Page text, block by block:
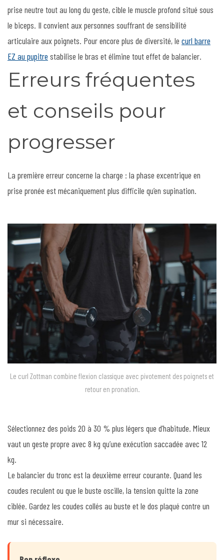
prise neutre tout au long du geste, cible le muscle profond situé sous
le biceps. Il convient aux personnes souffrant de sensibilité
articulaire aux poignets. Pour encore plus de diversité, le curl barre
EZ au pupitre stabilise le bras et élimine tout effet de balancier.
Erreurs fréquentes
et conseils pour
progresser
La première erreur concerne la charge : la phase excentrique en
prise pronée est mécaniquement plus difficile qu’en supination.
Le curl Zottman combine flexion classique avec pivotement des poignets et
retour en pronation.
Sélectionnez des poids 20 à 30 % plus légers que d’habitude. Mieux
vaut un geste propre avec 8 kg qu’une exécution saccadée avec 12
kg.
Le balancier du tronc est la deuxième erreur courante. Quand les
coudes reculent ou que le buste oscille, la tension quitte la zone
ciblée. Gardez les coudes collés au buste et le dos plaqué contre un
mur si nécessaire.